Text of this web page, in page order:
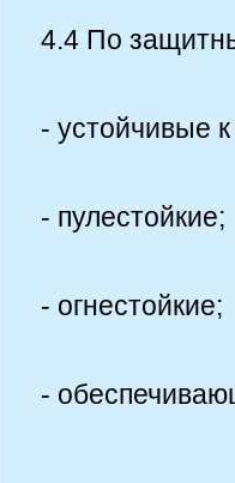
4.4 По
- устойчивые
- пулестойкие;
- огнестойкие;
-